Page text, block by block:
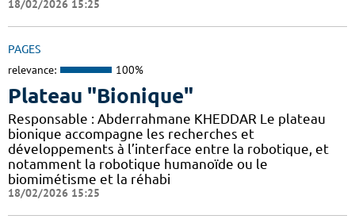
18/02/2026 15:25
PAGES
relevance: 100%
Plateau "Bionique"
Responsable : Abderrahmane KHEDDAR Le plateau
bionique accompagne les recherches et
développements à l’interface entre la robotique, et
notamment la robotique humanoïde ou le
biomimétisme et la réhabi
18/02/2026 15:25